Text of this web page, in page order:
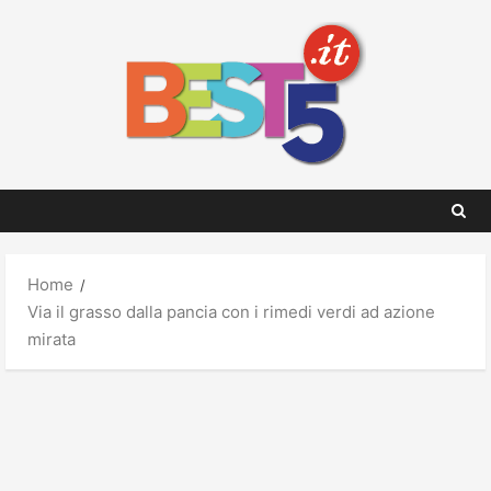
Home
Via il grasso dalla pancia con i rimedi verdi ad azione
mirata